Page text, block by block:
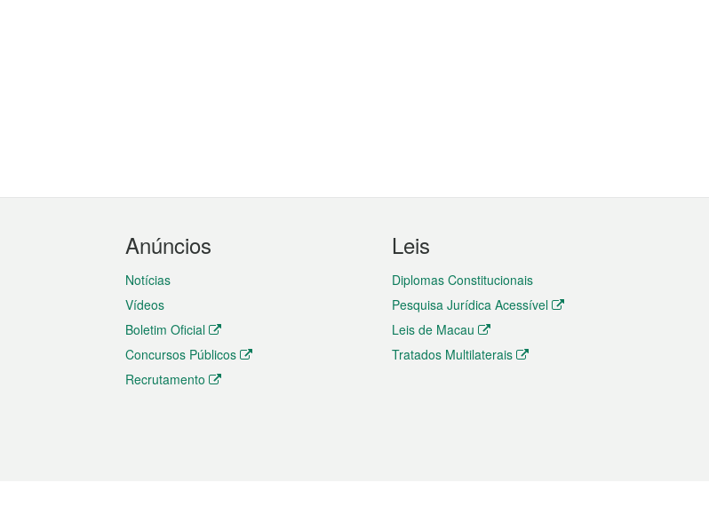
Anúncios
Notícias
Vídeos
Boletim Oficial
Concursos Públicos
Recrutamento
Leis
Diplomas Constitucionais
Pesquisa Jurídica Acessível
Leis de Macau
Tratados Multilaterais